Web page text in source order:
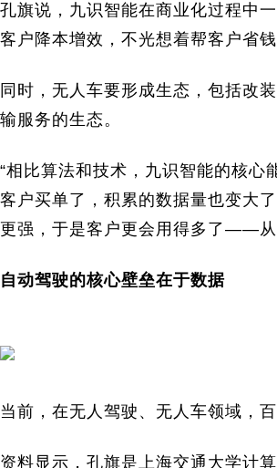
孔旗说，九识智能在商业化过程中
客户降本增效，不光想着帮客户省
同时，无人车要形成生态，包括改
输服务的生态。
“相比算法和技术，九识智能的核
客户买单了，积累的数据量也变大
更强，于是客户更会用得多了——从
自动驾驶的核心壁垒在于数据
当前，在无人驾驶、无人车领域，
资料显示，孔旗是上海交通大学计